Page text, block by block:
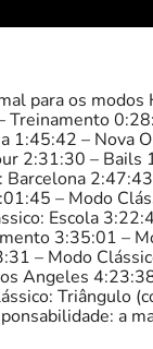
para os
– Nova
2:31:30 – Bails
– Modo
Escola
3:35:01 –
– Modo
Angeles
Triângulo
a